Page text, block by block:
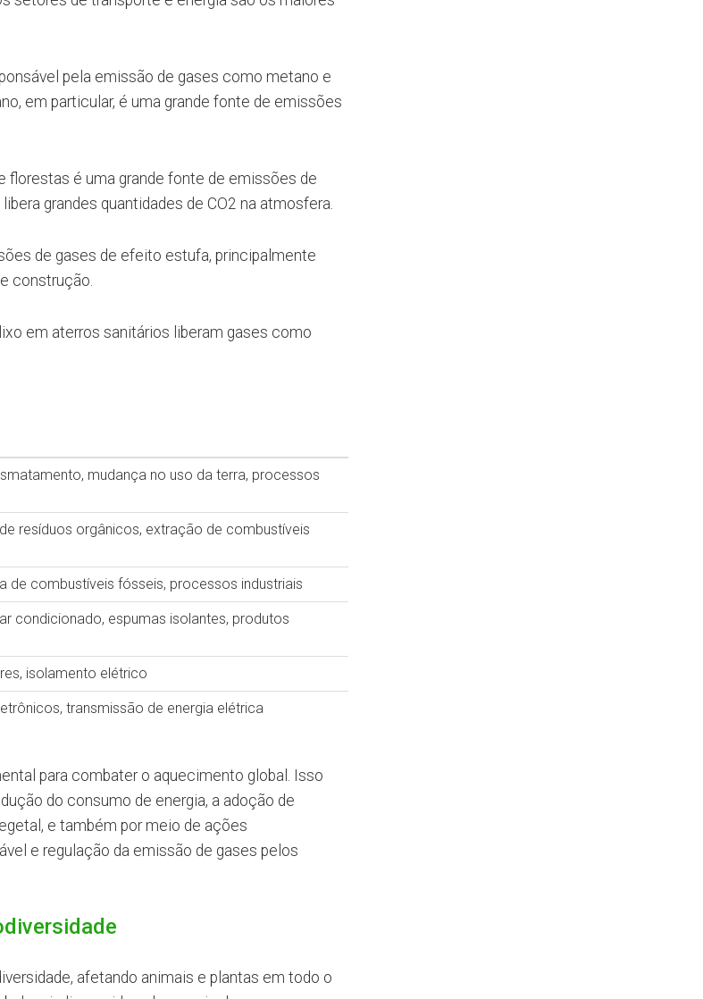
pela emissão de gases como metano e
em particular, é uma grande fonte de emissões
florestas é uma grande fonte de emissões de
grandes quantidades de CO2 na atmosfera.
de gases de efeito estufa, principalmente
construção.
em aterros sanitários liberam gases como
mudança no uso da terra, processos
resíduos orgânicos, extração de combustíveis
de combustíveis fósseis, processos industriais
condicionado, espumas isolantes, produtos
isolamento elétrico
transmissão de energia elétrica
para combater o aquecimento global. Isso
do consumo de energia, a adoção de
e também por meio de ações
e regulação da emissão de gases pelos
afetando animais e plantas em todo o